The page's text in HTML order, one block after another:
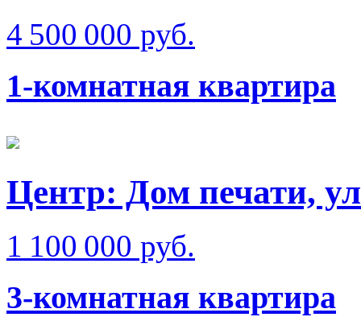
4 500 000 руб.
1-комнатная квартира
Центр: Дом печати,
1 100 000 руб.
3-комнатная квартира